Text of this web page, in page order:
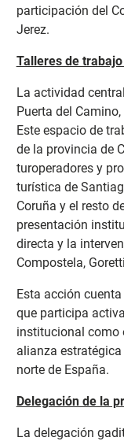
participación del
Jerez.
Talleres de
La actividad
Puerta del
Este espacio de
de la provincia de
turoperadores y
turística de
Coruña y el resto
presentación
directa y la
Compostela,
Esta acción
que participa
institucional como
alianza
norte de España.
Delegación de la
La delegación